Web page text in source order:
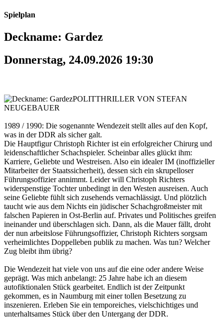
Spielplan
Deckname: Gardez
Donnerstag, 24.09.2026 19:30
POLITTHRILLER VON STEFAN
NEUGEBAUER
1989 / 1990: Die sogenannte Wendezeit stellt alles auf den Kopf,
was in der DDR als sicher galt.
Die Hauptfigur Christoph Richter ist ein erfolgreicher Chirurg und
leidenschaftlicher Schachspieler. Scheinbar alles glückt ihm:
Karriere, Geliebte und Westreisen. Also ein idealer IM (inoffizieller
Mitarbeiter der Staatssicherheit), dessen sich ein skrupelloser
Führungsoffizier annimmt. Leider will Christoph Richters
widerspenstige Tochter unbedingt in den Westen ausreisen. Auch
seine Geliebte fühlt sich zusehends vernachlässigt. Und plötzlich
taucht wie aus dem Nichts ein jüdischer Schachgroßmeister mit
falschen Papieren in Ost-Berlin auf. Privates und Politisches greifen
ineinander und überschlagen sich. Dann, als die Mauer fällt, droht
der nun arbeitslose Führungsoffizier, Christoph Richters sorgsam
verheimlichtes Doppelleben publik zu machen. Was tun? Welcher
Zug bleibt ihm übrig?
Die Wendezeit hat viele von uns auf die eine oder andere Weise
geprägt. Was mich anbelangt: 25 Jahre habe ich an diesem
autofiktionalen Stück gearbeitet. Endlich ist der Zeitpunkt
gekommen, es in Naumburg mit einer tollen Besetzung zu
inszenieren. Erleben Sie ein temporeiches, vielschichtiges und
unterhaltsames Stück über den Untergang der DDR.